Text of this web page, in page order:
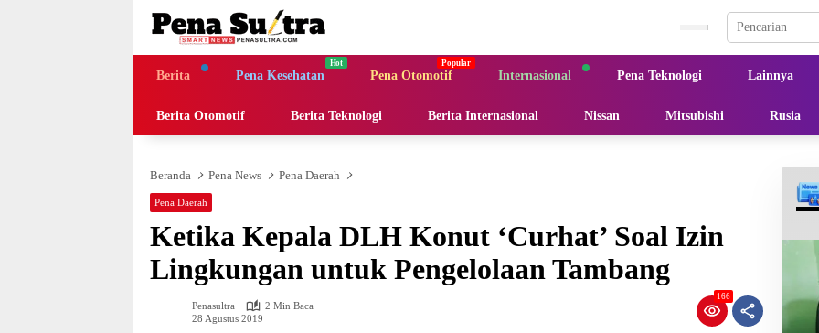
Berita Pena Kesehatan Pena Otomotif Internasional Pena Teknologi Lainnya
Berita Otomotif Berita Teknologi Berita Internasional Nissan Mitsubishi Rusia
Beranda Pena News Pena Daerah
Pena Daerah
Ketika Kepala DLH Konut ‘Curhat’ Soal Izin
Lingkungan untuk Pengelolaan Tambang
Penasultra
2 Min Baca
28 Agustus 2019
166